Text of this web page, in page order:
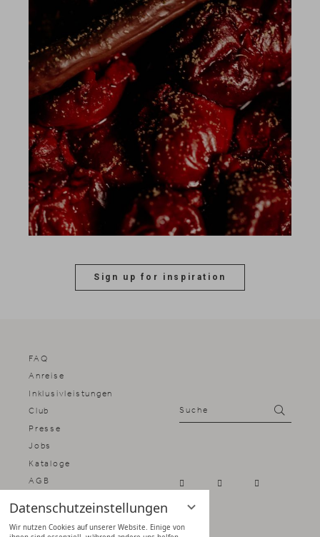
Datenschutzeinstellungen
Wir nutzen Cookies auf unserer Website. Einige von
FAQ
Anreise
Inklusivleistungen
Club
Presse
Jobs
Kataloge
AGB
Datenschutz
Datenschutz­einstellungen
Sign up for inspiration